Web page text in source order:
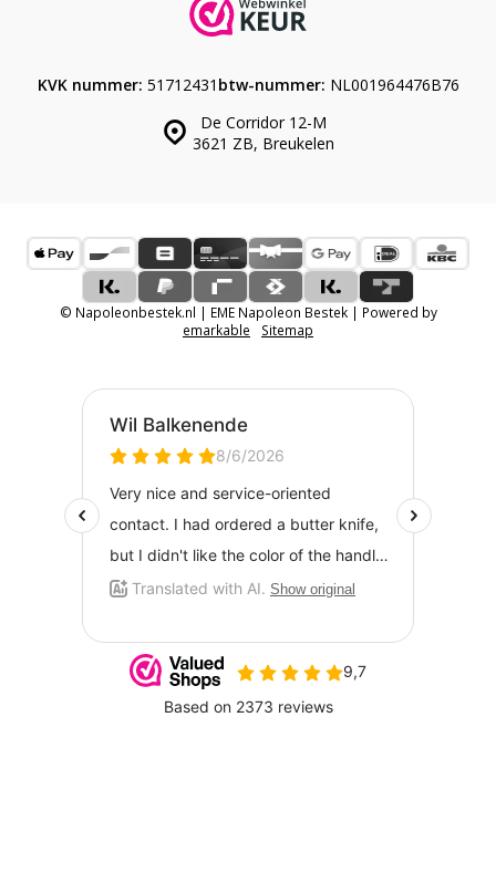
De Corridor 12-M
3621 ZB, Breukelen
KVK nummer: 51712431 btw-nummer: NL001964476B76
© Napoleonbestek.nl | EME Napoleon Bestek | Powered by
emarkable
Sitemap